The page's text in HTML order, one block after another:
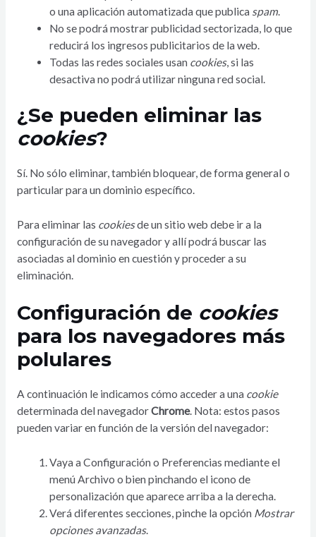
o una aplicación automatizada que publica spam.
No se podrá mostrar publicidad sectorizada, lo que
reducirá los ingresos publicitarios de la web.
Todas las redes sociales usan cookies, si las
desactiva no podrá utilizar ninguna red social.
¿Se pueden eliminar las
cookies?
Sí. No sólo eliminar, también bloquear, de forma general o
particular para un dominio específico.
Para eliminar las cookiesde un sitio web debe ir a la
configuración de su navegador y allí podrá buscar las
asociadas al dominio en cuestión y proceder a su
eliminación.
Configuración de cookies
para los navegadores más
polulares
A continuación le indicamos cómo acceder a una cookie
determinada del navegadorChrome. Nota: estos pasos
pueden variar en función de la versión del navegador:
Vaya a Configuración o Preferencias mediante el
menú Archivo o bien pinchando el icono de
personalización que aparece arriba a la derecha.
Verá diferentes secciones, pinche la opción Mostrar
opciones avanzadas.